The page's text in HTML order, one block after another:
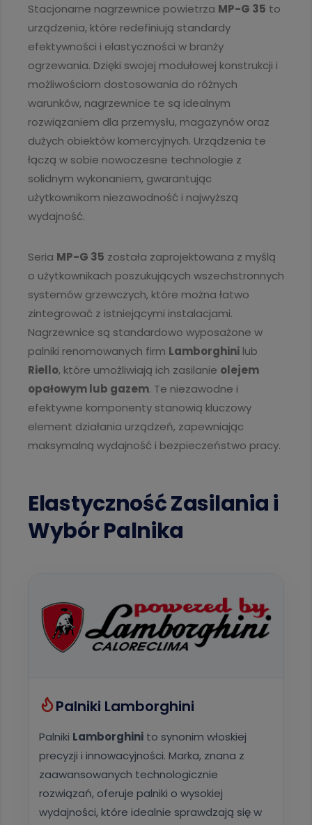
Stacjonarne nagrzewnice powietrza MP-G 35 to
urządzenia, które redefiniują standardy
efektywności i elastyczności w branży
ogrzewania. Dzięki swojej modułowej konstrukcji i
możliwościom dostosowania do różnych
warunków, nagrzewnice te są idealnym
rozwiązaniem dla przemysłu, magazynów oraz
dużych obiektów komercyjnych. Urządzenia te
łączą w sobie nowoczesne technologie z
solidnym wykonaniem, gwarantując
użytkownikom niezawodność i najwyższą
wydajność.
Seria MP-G 35 została zaprojektowana z myślą
o użytkownikach poszukujących wszechstronnych
systemów grzewczych, które można łatwo
zintegrować z istniejącymi instalacjami.
Nagrzewnice są standardowo wyposażone w
palniki renomowanych firm Lamborghini lub
Riello, które umożliwiają ich zasilanie olejem
opałowym lub gazem. Te niezawodne i
efektywne komponenty stanowią kluczowy
element działania urządzeń, zapewniając
maksymalną wydajność i bezpieczeństwo pracy.
Elastyczność Zasilania i
Wybór Palnika
Palniki Lamborghini
Palniki Lamborghini to synonim włoskiej
precyzji i innowacyjności. Marka, znana z
zaawansowanych technologicznie
rozwiązań, oferuje palniki o wysokiej
wydajności, które idealnie sprawdzają się w